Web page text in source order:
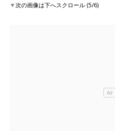
▼次の画像は下へスクロール (5/6)